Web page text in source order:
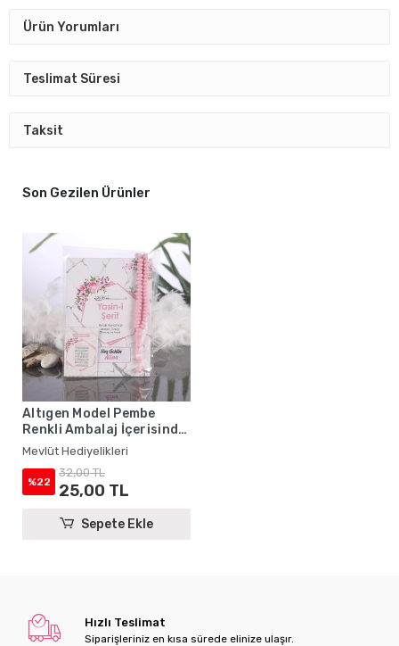
Ürün Yorumları
Teslimat Süresi
Taksit
Son Gezilen Ürünler
Altıgen Model Pembe
Renkli Ambalaj İçerisinde
Yasin Kitabı, Magnet ve
Tesbih - Mevlüt
Hediyelikleri
Mevlüt Hediyelikleri
%22
32,00 TL
25,00 TL
Sepete Ekle
Hızlı Teslimat
Siparişleriniz en kısa sürede elinize ulaşır.